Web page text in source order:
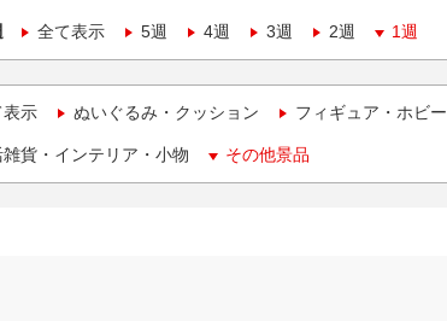
全て表示 5週 4週 3週 2週 1週
表示 ぬいぐるみ・クッション フィギュア・ホビー
貨・インテリア・小物 その他景品